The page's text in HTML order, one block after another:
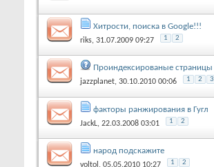
Хитрости, поиска в Google!!!
riks, 31.07.2009 09:27 1 2
Проиндексированые страницы
jazzplanet, 30.10.2010 00:06 1 2 3
факторы ранжирования в Гугл
JackL, 22.03.2008 03:01 1 2
народ подскажите
voltol , 05.05.2010 10:27 1 2